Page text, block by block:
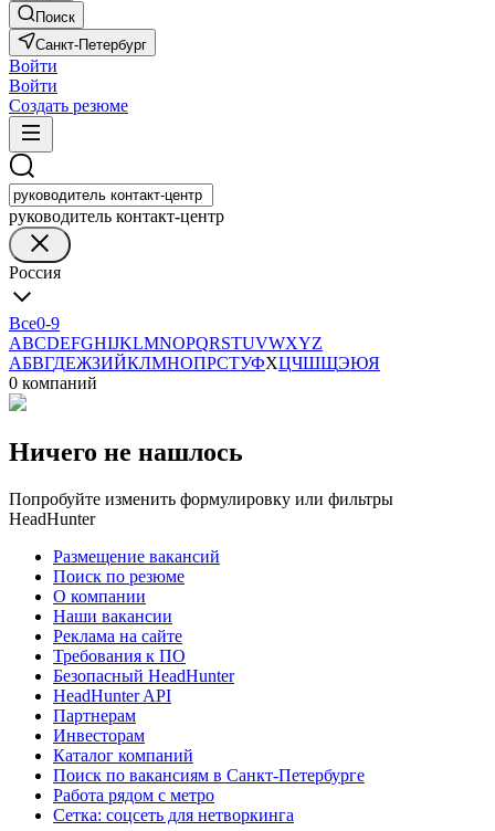
Поиск
Санкт-Петербург
Войти
Войти
Создать резюме
руководитель контакт-центр
Россия
Все0-9
ABCDEFGHIJKLMNOPQRSTUVWXYZ
АБВГДЕЖЗИЙКЛМНОПРСТУФХЦЧШЩЭЮЯ
0 компаний
Ничего не нашлось
Попробуйте изменить формулировку или фильтры
HeadHunter
Размещение вакансий
Поиск по резюме
О компании
Наши вакансии
Реклама на сайте
Требования к ПО
Безопасный HeadHunter
HeadHunter API
Партнерам
Инвесторам
Каталог компаний
Поиск по вакансиям в Санкт-Петербурге
Работа рядом с метро
Сетка: соцсеть для нетворкинга